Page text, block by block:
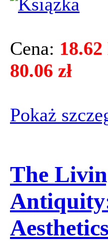
Cena:
80.06 zł
Pokaż
The
Aesthetics